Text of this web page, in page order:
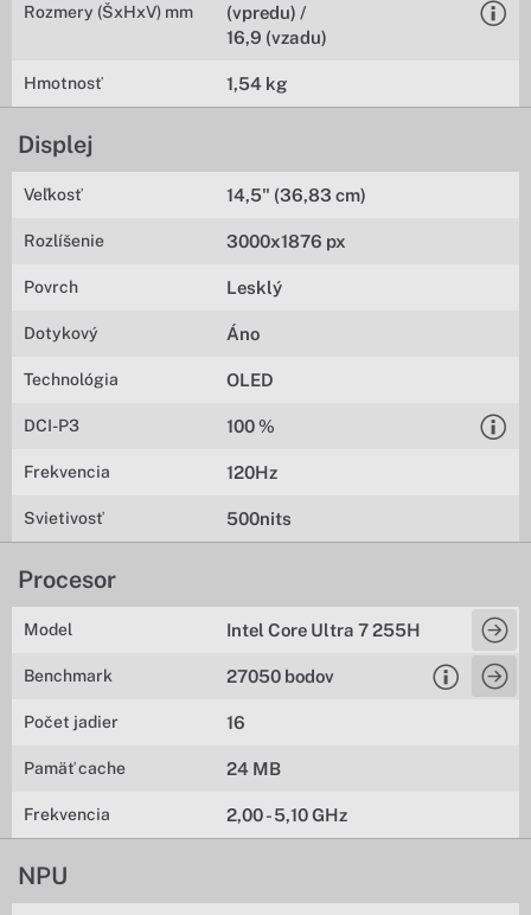
Rozmery (ŠxHxV) mm
(vpredu) /
16,9 (vzadu)
Hmotnosť 1,54 kg
Displej
Veľkosť 14,5" (36,83 cm)
Rozlíšenie 3000x1876 px
Povrch Lesklý
Dotykový Áno
Technológia OLED
DCI-P3 100 %
Frekvencia 120Hz
Svietivosť 500nits
Procesor
Model Intel Core Ultra 7 255H
Benchmark 27050 bodov
Počet jadier 16
Pamäť cache 24 MB
Frekvencia 2,00 - 5,10 GHz
NPU